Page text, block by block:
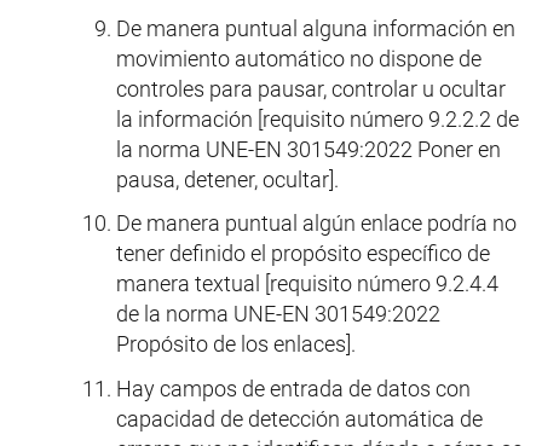
De manera puntual alguna información en
movimiento automático no dispone de
controles para pausar, controlar u ocultar
la información [requisito número 9.2.2.2 de
la norma UNE-EN 301549:2022 Poner en
pausa, detener, ocultar].
De manera puntual algún enlace podría no
tener definido el propósito específico de
manera textual [requisito número 9.2.4.4
de la norma UNE-EN 301549:2022
Propósito de los enlaces].
Hay campos de entrada de datos con
capacidad de detección automática de